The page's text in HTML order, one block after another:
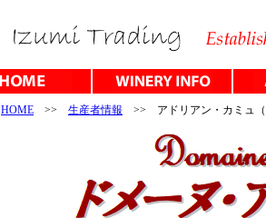
HOME >> 生産者情報 >> アドリアン・カミュ